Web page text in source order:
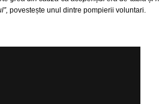
povestește unul dintre pompierii voluntari.